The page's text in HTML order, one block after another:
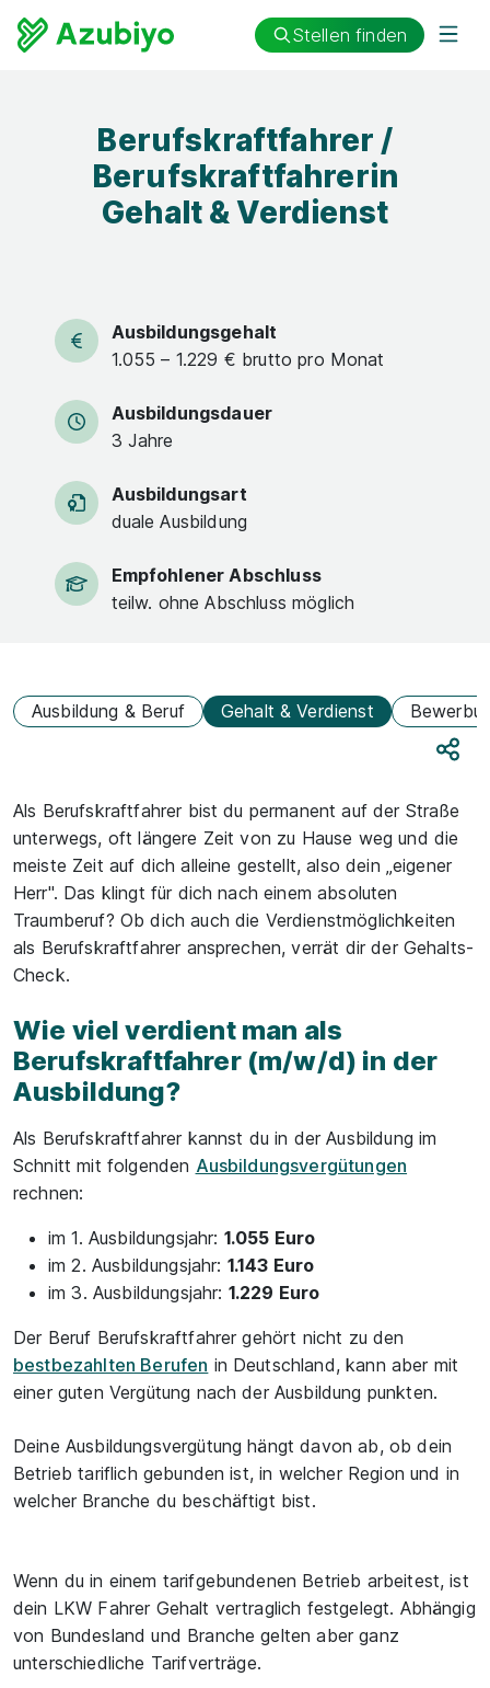
Stellen finden
Berufskraftfahrer /
Berufskraftfahrerin
Gehalt & Verdienst
Ausbildungsgehalt
1.055 – 1.229 € brutto pro Monat
Ausbildungsdauer
3 Jahre
Ausbildungsart
duale Ausbildung
Empfohlener Abschluss
teilw. ohne Abschluss möglich
Ausbildung & Beruf Gehalt & Verdienst
Als Berufskraftfahrer bist du permanent auf der Straße
unterwegs, oft längere Zeit von zu Hause weg und die
meiste Zeit auf dich alleine gestellt, also dein „eigener
Herr". Das klingt für dich nach einem absoluten
Traumberuf? Ob dich auch die Verdienstmöglichkeiten
als Berufskraftfahrer ansprechen, verrät dir der Gehalts-
Check.
Wie viel verdient man als
Berufskraftfahrer (m/w/d) in der
Ausbildung?
Als Berufskraftfahrer kannst du in der Ausbildung im
Schnitt mit folgenden Ausbildungsvergütungen
rechnen:
im 1. Ausbildungsjahr: 1.055 Euro
im 2. Ausbildungsjahr: 1.143 Euro
im 3. Ausbildungsjahr: 1.229 Euro
Der Beruf Berufskraftfahrer gehört nicht zu den
bestbezahlten Berufen in Deutschland, kann aber mit
einer guten Vergütung nach der Ausbildung punkten.
Deine Ausbildungsvergütung hängt davon ab, ob dein
Betrieb tariflich gebunden ist, in welcher Region und in
welcher Branche du beschäftigt bist.
Wenn du in einem tarifgebundenen Betrieb arbeitest, ist
dein LKW Fahrer Gehalt vertraglich festgelegt. Abhängig
von Bundesland und Branche gelten aber ganz
unterschiedliche Tarifverträge.